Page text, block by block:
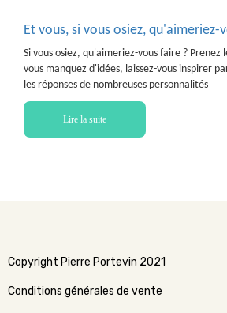
Et vous, si vous osiez, qu'aimeriez-
Si vous osiez, qu'aimeriez-vous faire ? Prenez
vous manquez d'idées, laissez-vous inspirer
les réponses de nombreuses personnalités
Lire la suite
Copyright Pierre Portevin 2021
Conditions générales de vente